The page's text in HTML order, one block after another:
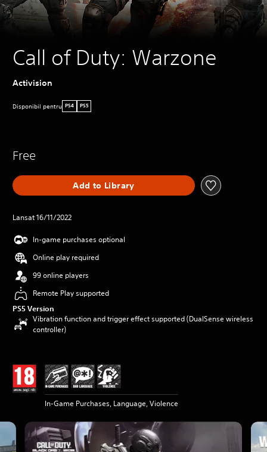
Call of Duty: Warzone
Activision
Disponibil pentru PS4 PS5
Free
Add to Library
Lansat 16/11/2022
In-game purchases optional
Online play required
99 online players
Remote Play supported
PS5 Version
Vibration function and trigger effect supported (DualSense wireless
controller)
In-Game Purchases, Language, Violence